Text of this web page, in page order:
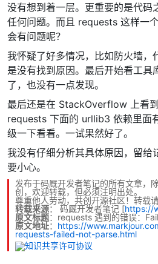
没有想到着一层。更重要的是代码
任何问题。而且 requests 这样一
会有问题呢？
我怀疑了好多情况，比如防火墙，
是没有找到原因。最后开始看工具
了，也没有一点发现。
最后还是在 StackOverflow 上看
requests 下面的 urllib3 依赖里面
级一下看看。一试果然好了。
我没有仔细分析其具体原因，留给
要小心。
发布于码厩开发者笔记的所有文章，
创，欢迎转载，但必须注明出处。
尊重他人劳动，共创开源社区！转载
转载来源： 码厩开发者笔记 [https://
原文标题：requests 遇到的错误：
原文地址： https://
requests-failed-not-parse.html